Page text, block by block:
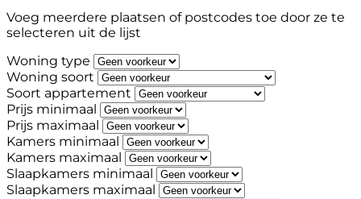
Voeg meerdere plaatsen of postcodes toe door ze te
selecteren uit de lijst
Woning type
Woning soort
Soort appartement
Prijs minimaal
Prijs maximaal
Kamers minimaal
Kamers maximaal
Slaapkamers minimaal
Slaapkamers maximaal